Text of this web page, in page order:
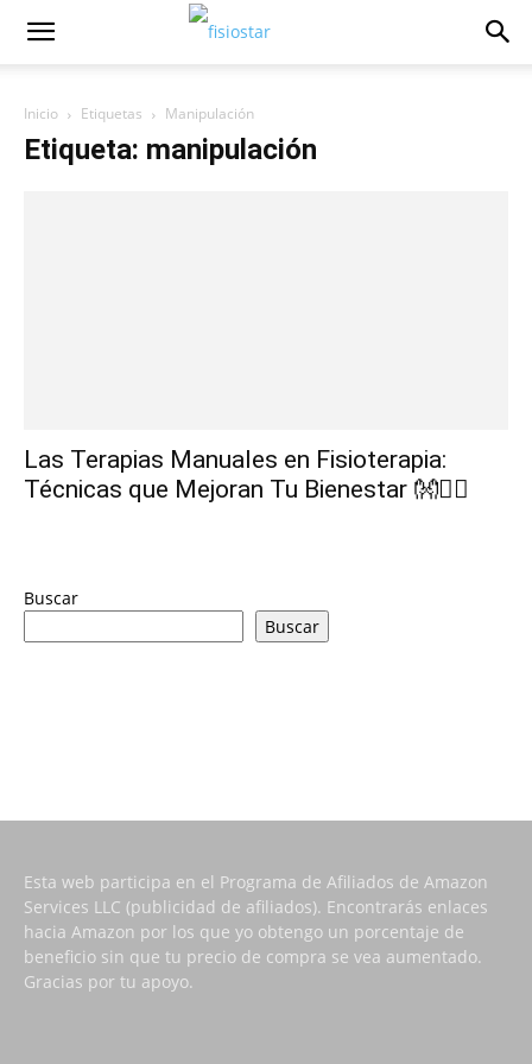
Inicio Etiquetas Manipulación
Etiqueta: manipulación
Las Terapias Manuales en Fisioterapia:
Técnicas que Mejoran Tu Bienestar 👐💆‍♂️
Buscar
Buscar
Esta web participa en el Programa de Afiliados de Amazon
Services LLC (publicidad de afiliados). Encontrarás enlaces
hacia Amazon por los que yo obtengo un porcentaje de
beneficio sin que tu precio de compra se vea aumentado.
Gracias por tu apoyo.